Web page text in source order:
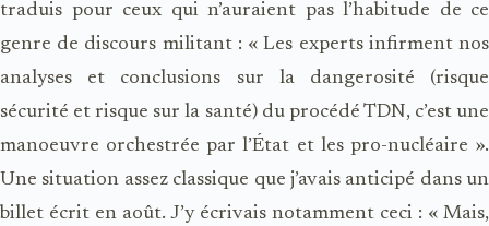
traduis pour ceux qui n’auraient pas l’habitude de ce
genre de discours militant : « Les experts infirment nos
analyses et conclusions sur la dangerosité (risque
sécurité et risque sur la santé) du procédé TDN, c’est une
manoeuvre orchestrée par l’État et les pro-nucléaire ».
Une situation assez classique que j’avais anticipé dans un
billet écrit en août. J’y écrivais notamment ceci : « Mais,